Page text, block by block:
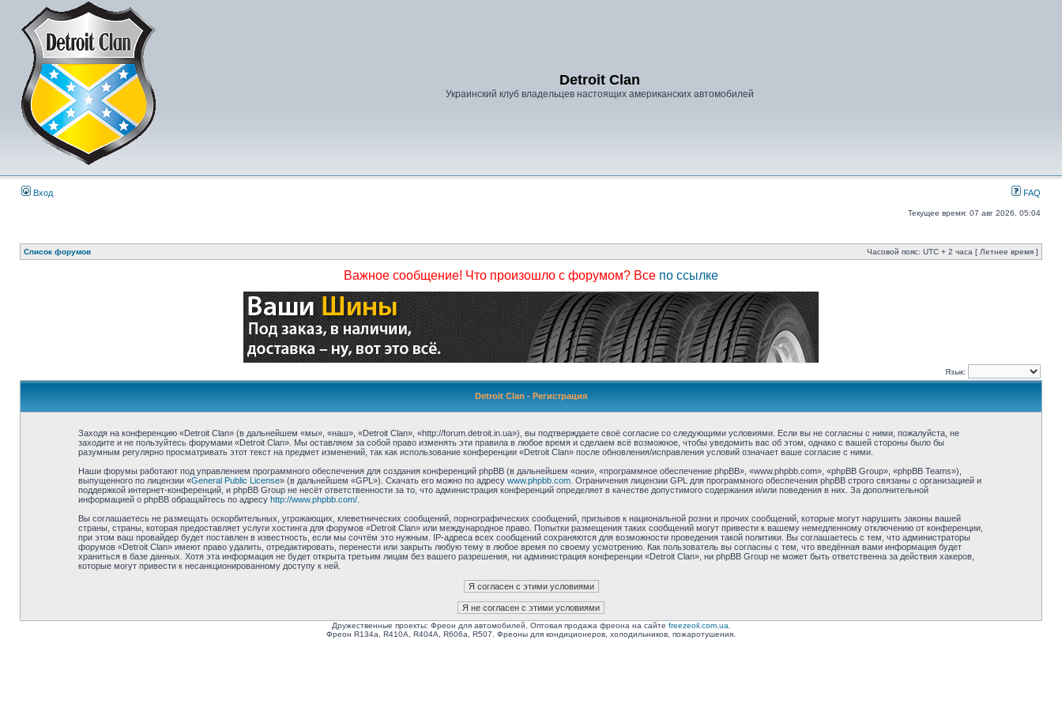
Detroit Clan
Украинский клуб владельцев настоящих американских автомобилей
Вход FAQ
Текущее время: 07 авг 2026, 05:04
Список форумов Часовой пояс: UTC + 2 часа [ Летнее время ]
Важное сообщение! Что произошло с форумом? Все по ссылке
Язык:
Detroit Clan - Регистрация
Заходя на конференцию «Detroit Clan» (в дальнейшем «мы», «наш», «Detroit Clan», «http://forum.detroit.in.ua»), вы подтверждаете своё согласие со следующими условиями. Если вы не согласны с ними, пожалуйста, не
заходите и не пользуйтесь форумами «Detroit Clan». Мы оставляем за собой право изменять эти правила в любое время и сделаем всё возможное, чтобы уведомить вас об этом, однако с вашей стороны было бы
разумным регулярно просматривать этот текст на предмет изменений, так как использование конференции «Detroit Clan» после обновления/исправления условий означает ваше согласие с ними.
Наши форумы работают под управлением программного обеспечения для создания конференций phpBB (в дальнейшем «они», «программное обеспечение phpBB», «www.phpbb.com», «phpBB Group», «phpBB Teams»),
выпущенного по лицензии «General Public License» (в дальнейшем «GPL»). Скачать его можно по адресу www.phpbb.com. Ограничения лицензии GPL для программного обеспечения phpBB строго связаны с организацией и
поддержкой интернет-конференций, и phpBB Group не несёт ответственности за то, что администрация конференций определяет в качестве допустимого содержания и/или поведения в них. За дополнительной
информацией о phpBB обращайтесь по адресу http://www.phpbb.com/.
Вы соглашаетесь не размещать оскорбительных, угрожающих, клеветнических сообщений, порнографических сообщений, призывов к национальной розни и прочих сообщений, которые могут нарушить законы вашей
страны, страны, которая предоставляет услуги хостинга для форумов «Detroit Clan» или международное право. Попытки размещения таких сообщений могут привести к вашему немедленному отключению от конференции,
при этом ваш провайдер будет поставлен в известность, если мы сочтём это нужным. IP-адреса всех сообщений сохраняются для возможности проведения такой политики. Вы соглашаетесь с тем, что администраторы
форумов «Detroit Clan» имеют право удалить, отредактировать, перенести или закрыть любую тему в любое время по своему усмотрению. Как пользователь вы согласны с тем, что введённая вами информация будет
храниться в базе данных. Хотя эта информация не будет открыта третьим лицам без вашего разрешения, ни администрация конференции «Detroit Clan», ни phpBB Group не может быть ответственна за действия хакеров,
которые могут привести к несанкционированному доступу к ней.
Дружественные проекты: Фреон для автомобилей, Оптовая продажа фреона на сайте freezeoil.com.ua
Фреон R134a, R410A, R404A, R606a, R507. Фреоны для кондиционеров, холодильников, пожаротушения.